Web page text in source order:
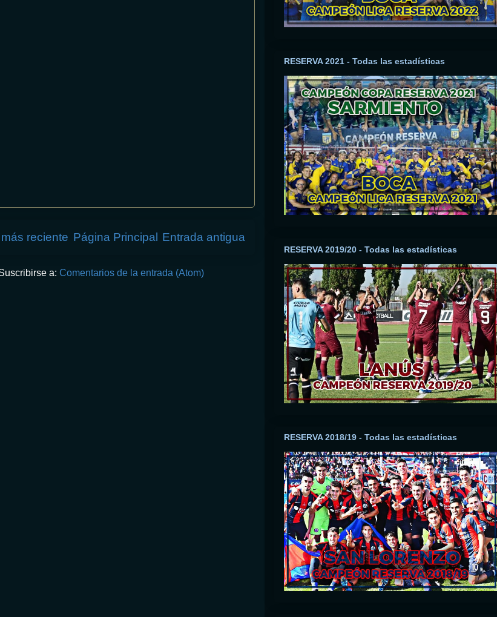
reciente Entrada antigua
Página Principal
a: Comentarios de la entrada (Atom)
RESERVA 2021 - Todas las estadísticas
RESERVA 2019/20 - Todas las estadísticas
RESERVA 2018/19 - Todas las estadísticas